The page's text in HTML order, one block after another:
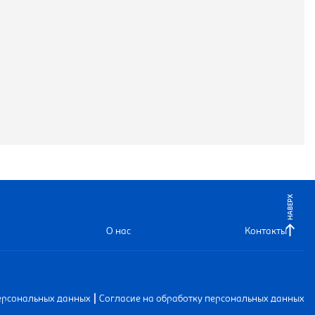
НАВЕРХ
О нас Контакты
данных Согласие на обработку персональных данных